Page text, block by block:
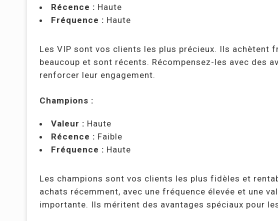
Récence : Haute
Fréquence : Haute
Les VIP sont vos clients les plus précieux. Ils achètent
beaucoup et sont récents. Récompensez-les avec des
renforcer leur engagement.
Champions :
Valeur : Haute
Récence : Faible
Fréquence : Haute
Les champions sont vos clients les plus fidèles et
achats récemment, avec une fréquence élevée et une
importante. Ils méritent des avantages spéciaux pour